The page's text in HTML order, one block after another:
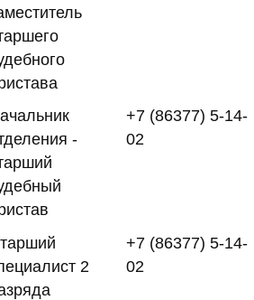
-
+7 (86377) 5-14-
02
2
+7 (86377) 5-14-
02